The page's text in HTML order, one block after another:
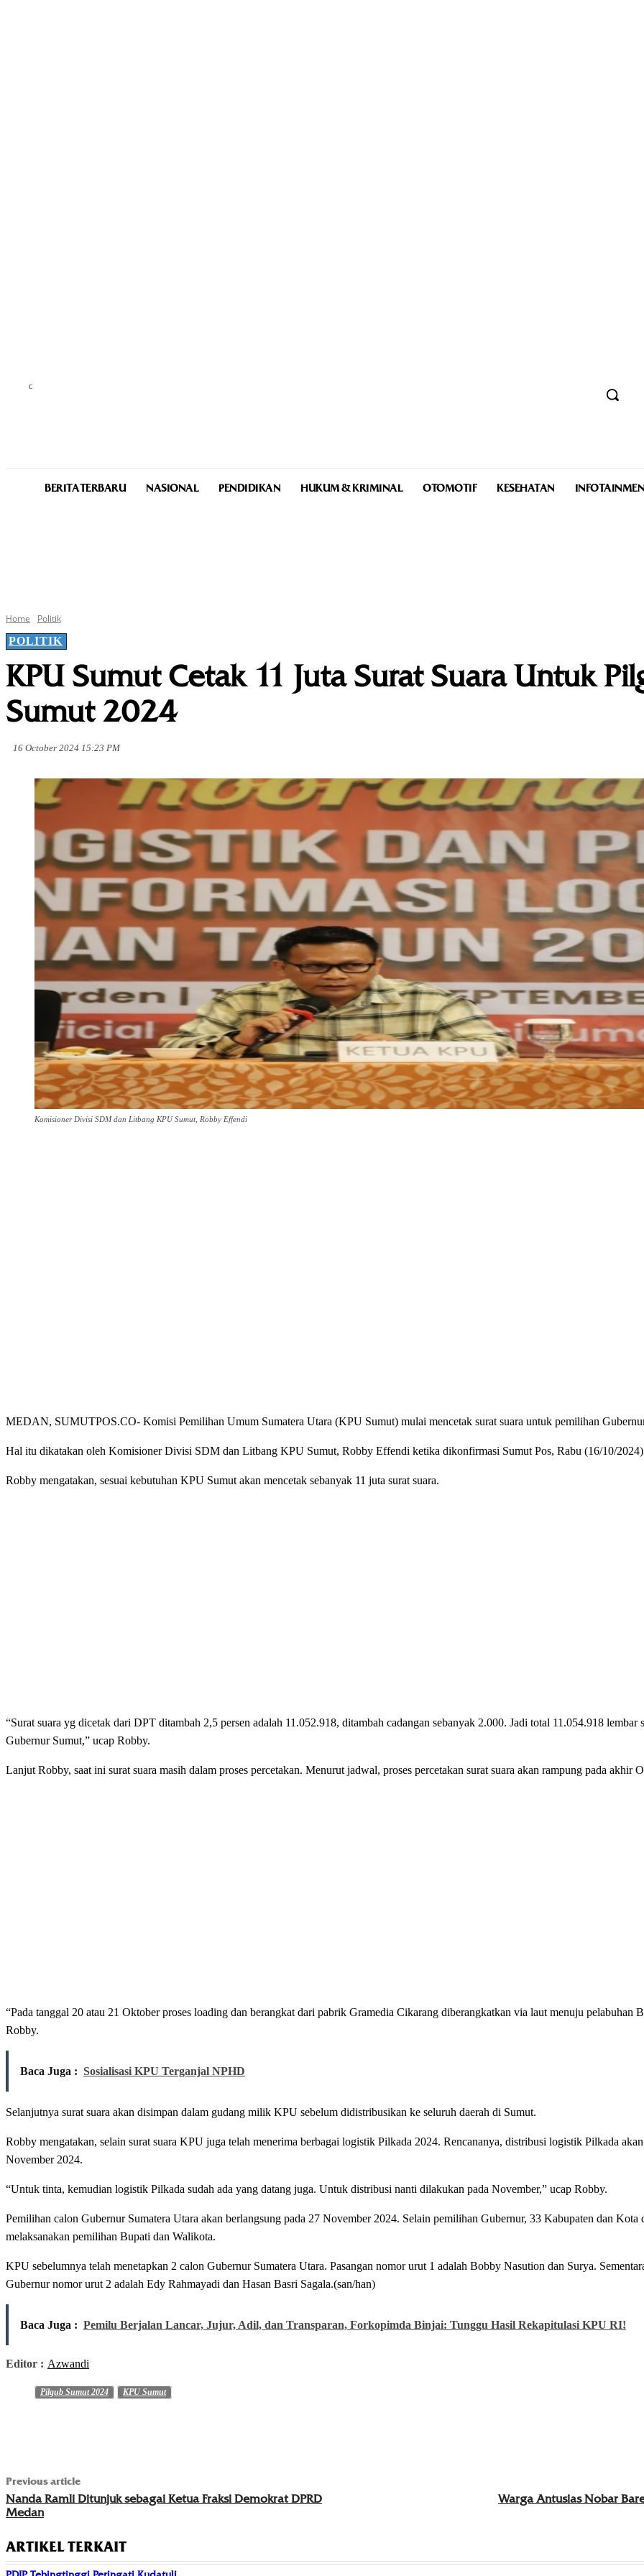
C
BERITA TERBARU NASIONAL PENDIDIKAN HUKUM & KRIMINAL OTOMOTIF KESEHATAN
Home
Politik
POLITIK
KPU Sumut Cetak 11 Juta Surat Suara Untuk
Sumut 2024
16 October 2024 15:23 PM
Komisioner Divisi SDM dan Litbang KPU Sumut, Robby Effendi
MEDAN, SUMUTPOS.CO- Komisi Pemilihan Umum Sumatera Utara (KPU Sumut) mulai mencetak surat suara untuk pemilihan
Hal itu dikatakan oleh Komisioner Divisi SDM dan Litbang KPU Sumut, Robby Effendi ketika dikonfirmasi Sumut Pos, Rabu (16/10/
Robby mengatakan, sesuai kebutuhan KPU Sumut akan mencetak sebanyak 11 juta surat suara.
“Surat suara yg dicetak dari DPT ditambah 2,5 persen adalah 11.052.918, ditambah cadangan sebanyak 2.000. Jadi total 11.054.918 lembar
Gubernur Sumut,” ucap Robby.
Lanjut Robby, saat ini surat suara masih dalam proses percetakan. Menurut jadwal, proses percetakan surat suara akan rampung pada akhir
“Pada tanggal 20 atau 21 Oktober proses loading dan berangkat dari pabrik Gramedia Cikarang diberangkatkan via laut menuju pelabuhan
Robby.
Baca Juga : Sosialisasi KPU Terganjal NPHD
Selanjutnya surat suara akan disimpan dalam gudang milik KPU sebelum didistribusikan ke seluruh daerah di Sumut.
Robby mengatakan, selain surat suara KPU juga telah menerima berbagai logistik Pilkada 2024. Rencananya, distribusi logistik Pilkada
November 2024.
“Untuk tinta, kemudian logistik Pilkada sudah ada yang datang juga. Untuk distribusi nanti dilakukan pada November,” ucap Robby.
Pemilihan calon Gubernur Sumatera Utara akan berlangsung pada 27 November 2024. Selain pemilihan Gubernur, 33 Kabupaten dan Kota
melaksanakan pemilihan Bupati dan Walikota.
KPU sebelumnya telah menetapkan 2 calon Gubernur Sumatera Utara. Pasangan nomor urut 1 adalah Bobby Nasution dan Surya.
Gubernur nomor urut 2 adalah Edy Rahmayadi dan Hasan Basri Sagala.(san/han)
Baca Juga : Pemilu Berjalan Lancar, Jujur, Adil, dan Transparan, Forkopimda Binjai: Tunggu Hasil Rekapitulasi KPU RI!
Editor : Azwandi
Pilgub Sumut 2024 KPU Sumut
Previous article
Nanda Ramli Ditunjuk sebagai Ketua Fraksi Demokrat DPRD
Medan
Warga Antusias Nobar
ARTIKEL TERKAIT